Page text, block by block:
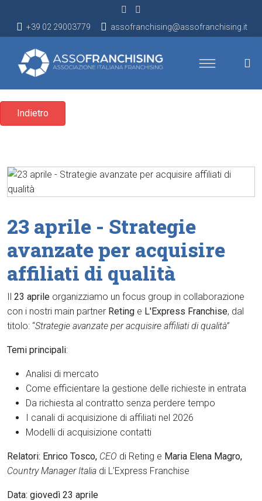
+39 02 29003779 assofranchising@assofranchising.it
Indietro
23 aprile - Strategie
avanzate per acquisire
affiliati di qualità
Il 23 aprile organizziamo un focus group in collaborazione
con i nostri main partner Reting e L'Express Franchise, dal
titolo: “Strategie avanzate per acquisire affiliati di qualità”
Temi principali:
Analisi di mercato
Come efficientare la gestione delle richieste in entrata
Da richiesta al contratto senza perdere tempo
I canali di acquisizione di affiliati nel 2026
Modelli di acquisizione contatti
Relatori: Enrico Tosco, CEO di Reting e Maria Elena Magro,
Country Manager Italia di L’Express Franchise
Data: giovedì 23 aprile